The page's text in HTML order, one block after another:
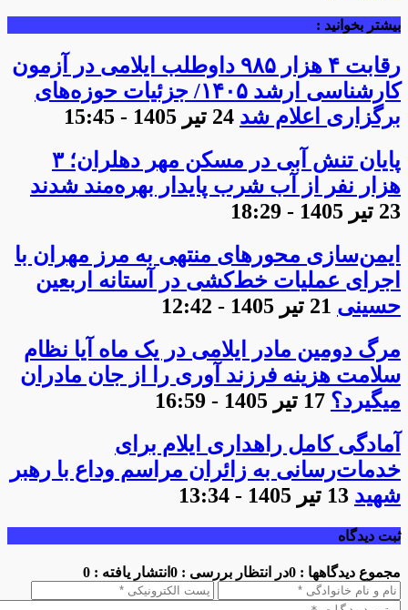
بیشتر بخوانید :
رقابت ۴ هزار ۹۸۵ داوطلب ایلامی در آزمون
کارشناسی ارشد ۱۴۰۵/ جزئیات حوزه‌های
برگزاری اعلام شد 24 تیر 1405 - 15:45
پایان تنش آبی در مسکن مهر دهلران؛ ۳
هزار نفر از آب شرب پایدار بهره‌مند شدند
23 تیر 1405 - 18:29
ایمن‌سازی محورهای منتهی به مرز مهران با
اجرای عملیات خط‌کشی در آستانه اربعین
حسینی 21 تیر 1405 - 12:42
مرگ دومین مادر ایلامی در یک ماه آیا نظام
سلامت هزینه فرزند آوری را از جان مادران
میگیرد؟ 17 تیر 1405 - 16:59
آمادگی کامل راهداری ایلام برای
خدمات‌رسانی به زائران مراسم وداع با رهبر
شهید 13 تیر 1405 - 13:34
ثبت دیدگاه
مجموع دیدگاهها : 0 در انتظار بررسی : 0 انتشار یافته : 0